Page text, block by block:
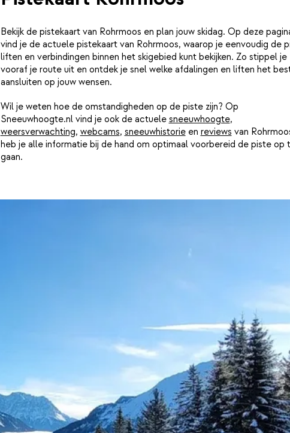
Bekijk de pistekaart van Rohrmoos en plan jouw skidag. Op deze
vind je de actuele pistekaart van Rohrmoos, waarop je eenvoudig de
liften en verbindingen binnen het skigebied kunt bekijken. Zo stippel je
vooraf je route uit en ontdek je snel welke afdalingen en liften het
aansluiten op jouw wensen.
Wil je weten hoe de omstandigheden op de piste zijn? Op
Sneeuwhoogte.nl vind je ook de actuele sneeuwhoogte,
weersverwachting, webcams, sneeuwhistorieen reviews van
heb je alle informatie bij de hand om optimaal voorbereid de piste op
gaan.